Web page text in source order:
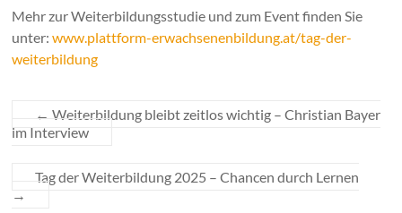
Mehr zur Weiterbildungsstudie und zum Event finden Sie
unter:www.plattform-erwachsenenbildung.at/tag-der-
weiterbildung
← Weiterbildung bleibt zeitlos wichtig – Christian Bayer
im Interview
Tag der Weiterbildung 2025 – Chancen durch Lernen
→